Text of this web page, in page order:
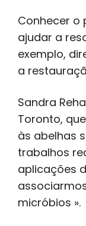
Conhecer o
ajudar a
exemplo,
a
Sandra
Toronto,
às abelhas
trabalhos
aplicações
micróbios ».